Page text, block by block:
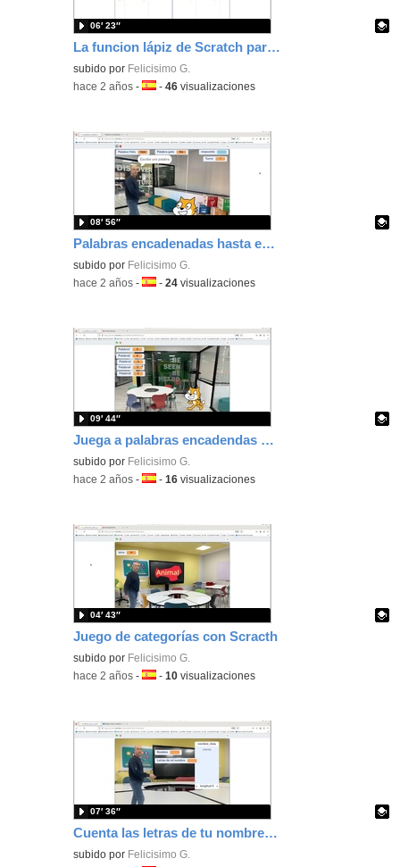
La funcion lápiz de Scratch para trabajar la geometría
Contenido educativo.
subido por Felicisimo G.
06′ 23″
-hace 2 años -Idioma:
-46 visualizaciones
Palabras encadenadas hasta equivocarse con Scracth
Contenido educativo.
subido por Felicisimo G.
08′ 56″
-hace 2 años -Idioma:
-24 visualizaciones
Juega a palabras encadendas con Scratch
Contenido educativo.
subido por Felicisimo G.
09′ 44″
-hace 2 años -Idioma:
-16 visualizaciones
Juego de categorías con Scracth
Contenido educativo.
subido por Felicisimo G.
04′ 43″
-hace 2 años -Idioma:
-10 visualizaciones
Cuenta las letras de tu nombre con Scratch
Contenido educativo.
subido por Felicisimo G.
07′ 36″